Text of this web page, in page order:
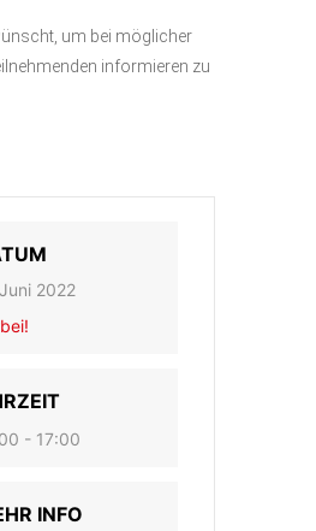
um bei möglicher
informieren zu
2022
- 17:00
INFO